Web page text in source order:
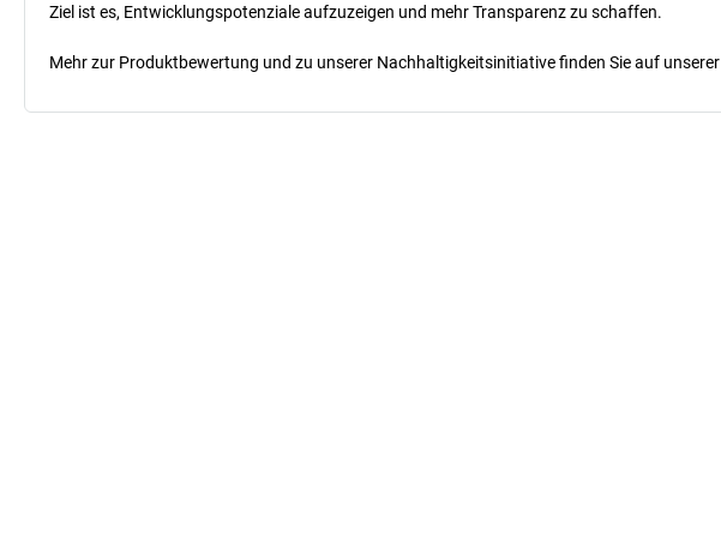
Ziel ist es, Entwicklungspotenziale aufzuzeigen und mehr Transparenz zu schaffen.
Mehr zur Produktbewertung und zu unserer Nachhaltigkeitsinitiative finden Sie auf unserer